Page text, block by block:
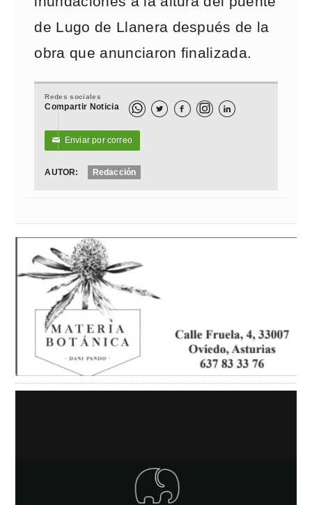
de Lugo de Llanera después de la
obra que anunciaron finalizada.
Redes sociales
Compartir Noticia   
✉ Enviar por correo
AUTOR: Redacción